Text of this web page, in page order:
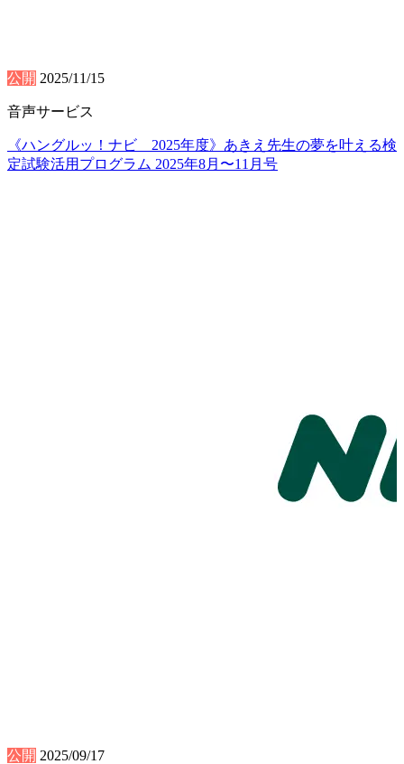
公開 2025/11/15
音声サービス
《ハングルッ！ナビ 2025年度》あきえ先生の夢を叶える検
定試験活用プログラム 2025年8月〜11月号
公開 2025/09/17